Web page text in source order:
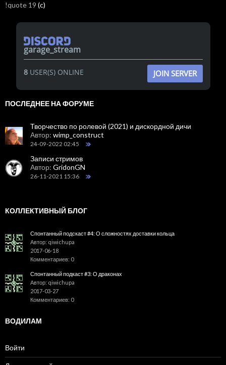
!quote 19 (c)
garage_stream
8USER(S) ONLINE JOIN SERVER
ПОСЛЕДНЕЕ НА ФОРУМЕ
Творчество по ролевой (2021) и дискордной дичи
Автор: wimp_construct
24-09-2022 02:45
Записи стримов
Автор: GridonGN
26-11-2021 15:36
КОЛЛЕКТИВНЫЙ БЛОГ
Спонтанный подскаст #4: О сложностях доставки кольца
Автор: qiwichupa
2017-06-18
Комментариев: 0
Спонтанный подкаст #3: О драконах
Автор: qiwichupa
2017-03-27
Комментариев: 0
ВОДИЛАМ
Войти